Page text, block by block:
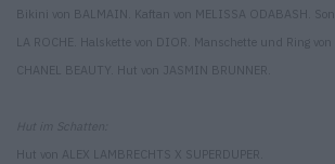
Bikini von BALMAIN. Kaftan von MELISSA ODABASH.
LA ROCHE. Halskette von DIOR. Manschette und Ring von
CHANEL BEAUTY. Hut von JASMIN BRUNNER.
Hut von ALEX LAMBRECHTS X SUPERDUPER.